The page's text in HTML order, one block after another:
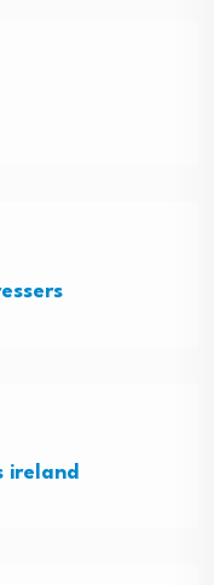
ireland